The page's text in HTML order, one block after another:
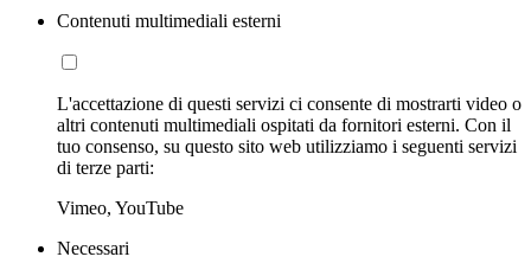
Contenuti multimediali esterni
L'accettazione di questi servizi ci consente di mostrarti video o
altri contenuti multimediali ospitati da fornitori esterni. Con il
tuo consenso, su questo sito web utilizziamo i seguenti servizi
di terze parti:
Vimeo, YouTube
Necessari